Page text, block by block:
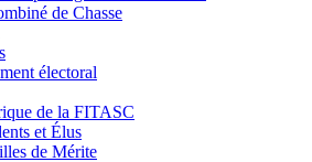
de Chasse
électoral
de la FITASC
et Élus
de Mérite